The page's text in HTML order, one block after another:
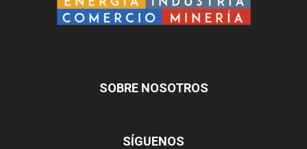
SOBRE NOSOTROS
SÍGUENOS